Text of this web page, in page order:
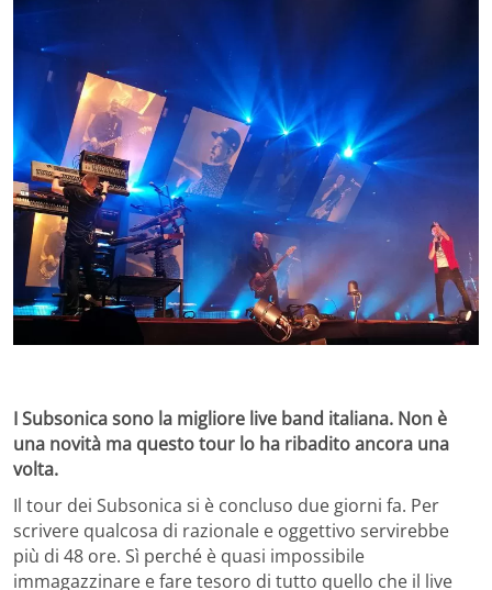
I Subsonica sono la migliore live band italiana. Non è
una novità ma questo tour lo ha ribadito ancora una
volta.
Il tour dei Subsonica si è concluso due giorni fa. Per
scrivere qualcosa di razionale e oggettivo servirebbe
più di 48 ore. Sì perché è quasi impossibile
immagazzinare e fare tesoro di tutto quello che il live